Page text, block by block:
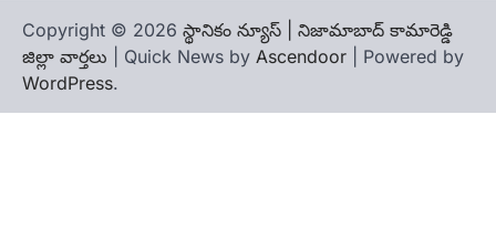
Copyright © 2026 స్థానికం న్యూస్ | నిజామాబాద్ కామారెడ్డి
జిల్లా వార్తలు | Quick News by Ascendoor | Powered by
WordPress.